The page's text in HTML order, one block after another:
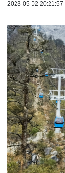
2023-05-02 20:21:57